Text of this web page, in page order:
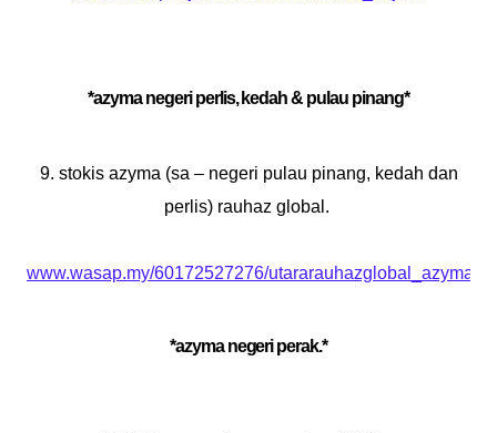
*azyma negeri perlis, kedah & pulau pinang*
9. stokis azyma (sa – negeri pulau pinang, kedah dan
perlis) rauhaz global.
www.wasap.my/60172527276/utararauhazglobal_azyma
*azyma negeri perak.*